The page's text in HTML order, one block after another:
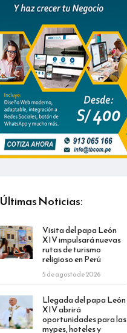
Últimas Noticias:
Visita del papa León
XIV impulsará nuevas
rutas de turismo
religioso en Perú
5 de agosto de 2026
Llegada del papa León
XIV abrirá
oportunidades para las
mypes, hoteles y